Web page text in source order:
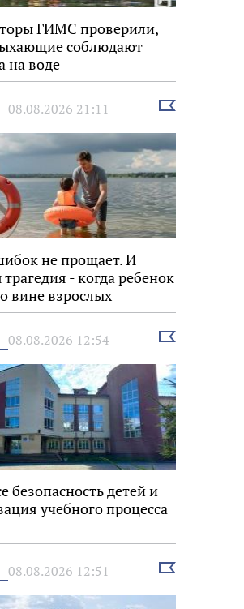
ГИМС проверили,
соблюдают
на воде
08.08.2026 21:11
Выбрать
не прощает. И
трагедия - когда ребенок
вине взрослых
08.08.2026 12:54
Выбрать
безопасность детей и
учебного процесса
08.08.2026 12:51
Выбрать